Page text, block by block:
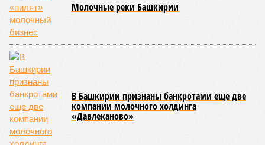
Молочные реки Башкирии
В Башкирии признаны банкротами еще две
компании молочного холдинга
«Давлеканово»